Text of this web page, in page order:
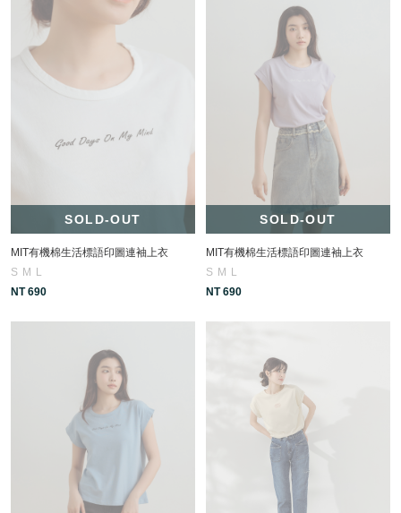
SOLD-OUT
MIT有機棉生活標語印圖連袖上衣
S M
L
NT 690
SOLD-OUT
MIT有機棉生活標語印圖連袖上衣
S M
L
NT 690